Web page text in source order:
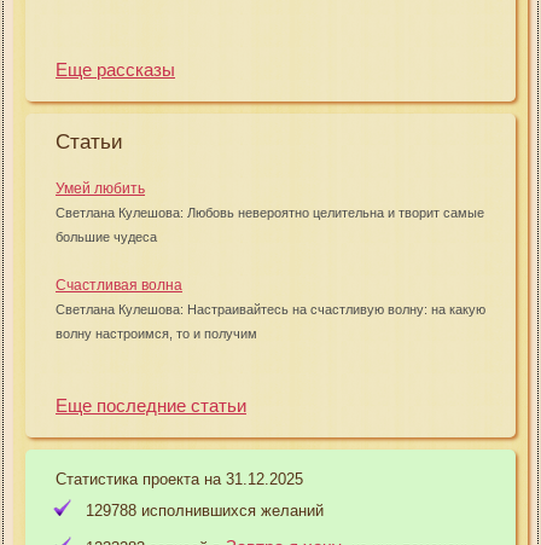
Еще рассказы
Статьи
Умей любить
Светлана Кулешова: Любовь невероятно целительна и творит самые
большие чудеса
Счастливая волна
Светлана Кулешова: Настраивайтесь на счастливую волну: на какую
волну настроимся, то и получим
Еще последние статьи
Статистика проекта на 31.12.2025
129788 исполнившихся желаний